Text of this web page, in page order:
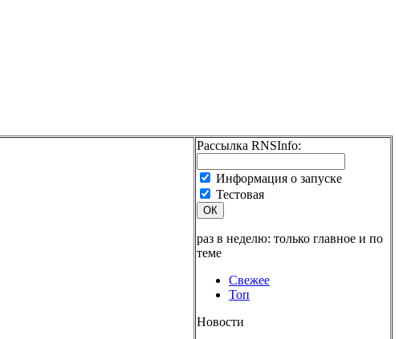
Рассылка RNSInfo:
Информация о запуске
Тестовая
ОК
раз в неделю: только главное и по
теме
Свежее
Топ
Новости